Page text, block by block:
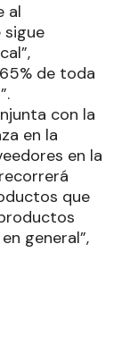
al
sigue
de toda
con la
en la
en la
que
general”,